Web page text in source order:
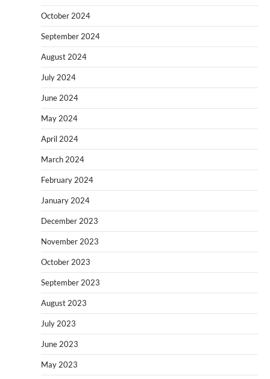
October 2024
September 2024
August 2024
July 2024
June 2024
May 2024
April 2024
March 2024
February 2024
January 2024
December 2023
November 2023
October 2023
September 2023
August 2023
July 2023
June 2023
May 2023